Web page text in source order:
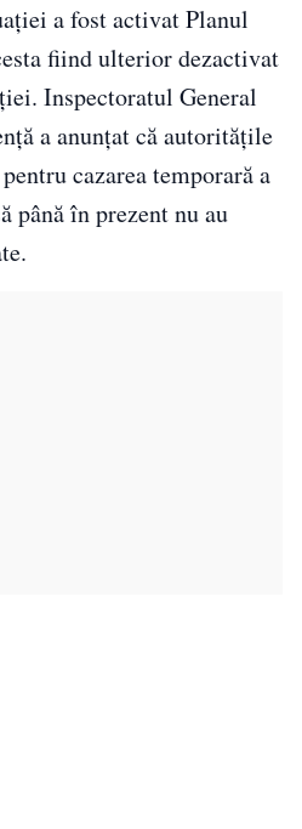
a fost activat Planul
fiind ulterior dezactivat
Inspectoratul General
a anunţat că autorităţile
cazarea temporară a
până în prezent nu au